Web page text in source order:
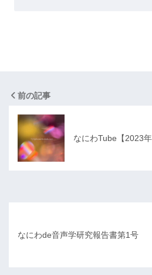
前の記事
なにわTube【2023
なにわde音声学研究報告書第1号